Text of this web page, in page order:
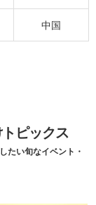
中国
ピックス
たい旬なイベント・